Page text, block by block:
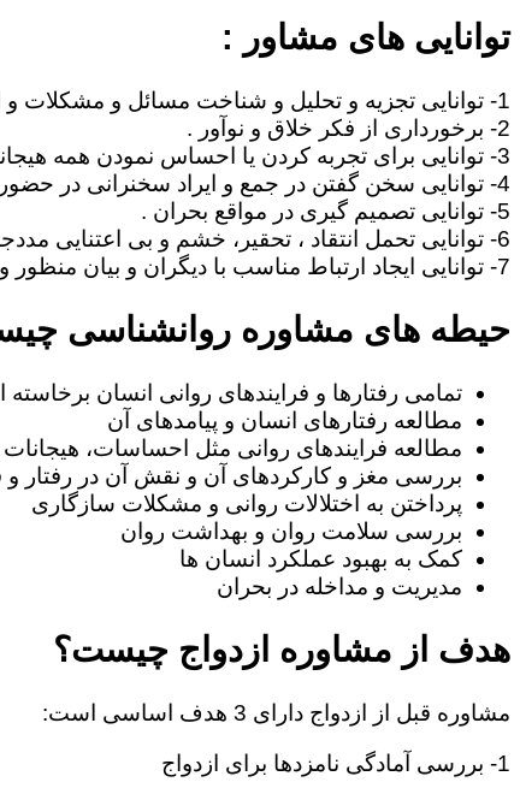
توانایی های مشاور :
1- توانایی تجزیه و تحلیل و شناخت مسائل و مشکلات و استنتاج مطالب .
2- برخورداری از فکر خلاق و نوآور .
3- توانایی برای تجربه کردن یا احساس نمودن همه هیجانات آدمی نظیر غم، امید ، احساس خوشبختی ، صمیمیت .
4- توانایی سخن گفتن در جمع و ایراد سخنرانی در حضور دیگران .
5- توانایی تصمیم گیری در مواقع بحران .
6- توانایی تحمل انتقاد ، تحقیر، خشم و بی اعتنایی مددجو .
7- توانایی ایجاد ارتباط مناسب با دیگران و بیان منظور و مطالب خود به طریف مقابل.
حیطه های مشاوره روانشناسی
تمامی رفتارها و فرایندهای روانی انسان
مطالعه رفتارهای انسان و پیامدهای آن
مطالعه فرایندهای روانی مثل احساسات، هیجانات
بررسی مغز و کارکردهای آن و نقش آن در رفتار و
پرداختن به اختلالات روانی و مشکلات سازگاری
بررسی سلامت روان و بهداشت روان
کمک به بهبود عملکرد انسان ها
مدیریت و مداخله در بحران
هدف از مشاوره ازدواج چیست؟
مشاوره قبل از ازدواج دارای 3 هدف اساسی است:
1- بررسی آمادگی نامزدها برای ازدواج